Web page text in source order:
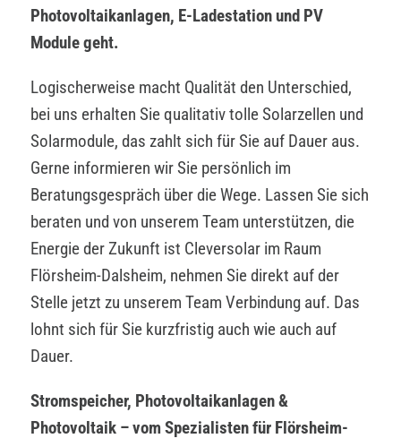
Photovoltaikanlagen, E-Ladestation und PV
Module geht.
Logischerweise macht Qualität den Unterschied,
bei uns erhalten Sie qualitativ tolle Solarzellen und
Solarmodule, das zahlt sich für Sie auf Dauer aus.
Gerne informieren wir Sie persönlich im
Beratungsgespräch über die Wege. Lassen Sie sich
beraten und von unserem Team unterstützen, die
Energie der Zukunft ist Cleversolar im Raum
Flörsheim-Dalsheim, nehmen Sie direkt auf der
Stelle jetzt zu unserem Team Verbindung auf. Das
lohnt sich für Sie kurzfristig auch wie auch auf
Dauer.
Stromspeicher, Photovoltaikanlagen &
Photovoltaik – vom Spezialisten für Flörsheim-